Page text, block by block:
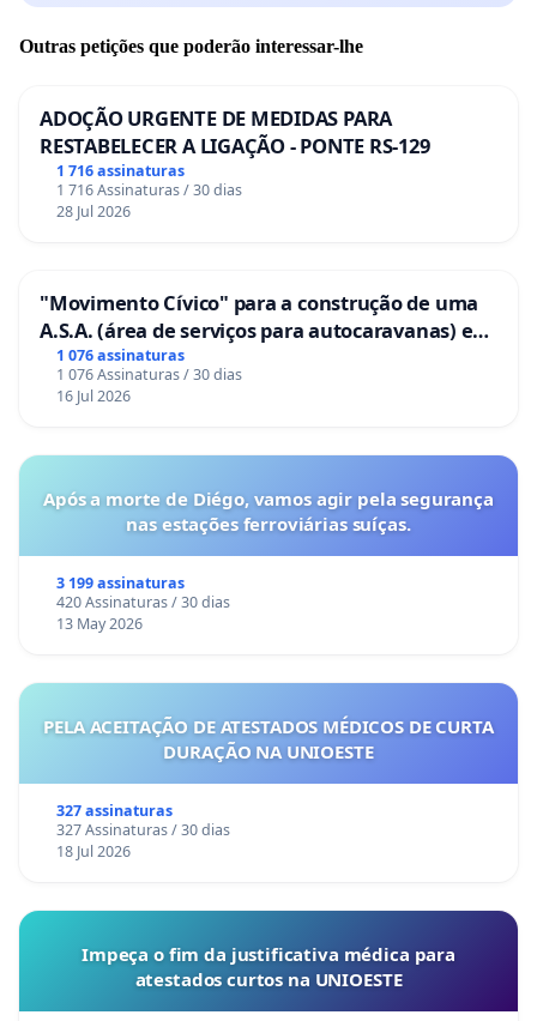
Outras petições que poderão interessar-lhe
ADOÇÃO URGENTE DE MEDIDAS PARA
RESTABELECER A LIGAÇÃO - PONTE RS-129
1 716 assinaturas
1 716 Assinaturas / 30 dias
28 Jul 2026
"Movimento Cívico" para a construção de uma
A.S.A. (área de serviços para autocaravanas) em
Coimbra
1 076 assinaturas
1 076 Assinaturas / 30 dias
16 Jul 2026
Após a morte de Diégo, vamos agir pela segurança
nas estações ferroviárias suíças.
3 199 assinaturas
420 Assinaturas / 30 dias
13 May 2026
PELA ACEITAÇÃO DE ATESTADOS MÉDICOS DE CURTA
DURAÇÃO NA UNIOESTE
327 assinaturas
327 Assinaturas / 30 dias
18 Jul 2026
Impeça o fim da justificativa médica para
atestados curtos na UNIOESTE